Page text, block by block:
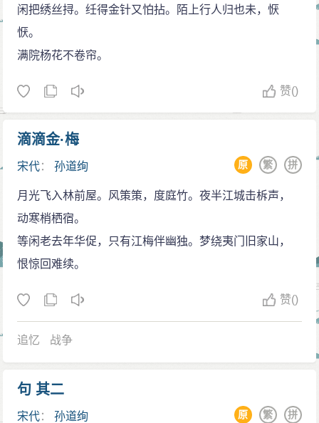
闲把绣丝挦。纴得金针又怕拈。陌上行人归也未，恹
恹。
满院杨花不卷帘。
赞()
滴滴金·梅
宋代：孙道绚 拼
繁
原
月光飞入林前屋。风策策，度庭竹。夜半江城击柝声，
动寒梢栖宿。
等闲老去年华促，只有江梅伴幽独。梦绕夷门旧家山，
恨惊回难续。
赞()
追忆 战争
句 其二
宋代：孙道绚 拼
繁
原